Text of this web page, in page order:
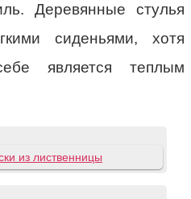
Деревянные стулья
сиденьями, хотя
является теплым
из лиственницы